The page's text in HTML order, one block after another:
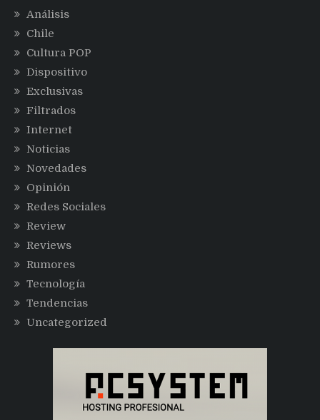
Análisis
Chile
Cultura POP
Dispositivo
Exclusivas
Filtrados
Internet
Noticias
Novedades
Opinión
Redes Sociales
Review
Reviews
Rumores
Tecnología
Tendencias
Uncategorized